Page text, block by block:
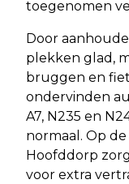
toegenomen
Door
plekken glad,
bruggen en
ondervinden
A7, N235 en
normaal. Op
Hoofddorp
voor extra